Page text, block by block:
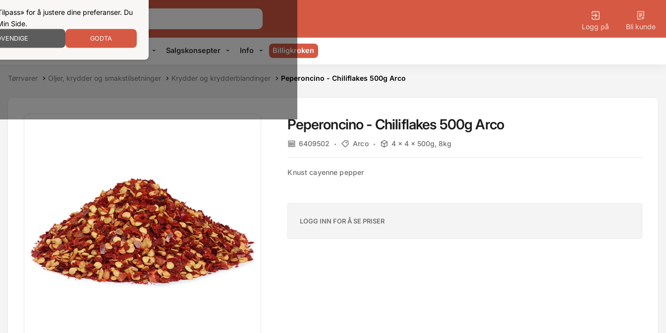
for å justere dine preferanser. Du
Side.
GODTA
Logg på Bli kunde
Kampanjer Produkter Konsepter Salgskonsepter Info Billigkroken
Tørrvarer Oljer, krydder og smakstilsetninger Krydder og krydderblandinger Peperoncino - Chiliflakes 500g Arco
Peperoncino - Chiliflakes 500g Arco
6409502 Arco 4 x 4 x 500g, 8kg
Knust cayenne pepper
LOGG INN FOR Å SE PRISER